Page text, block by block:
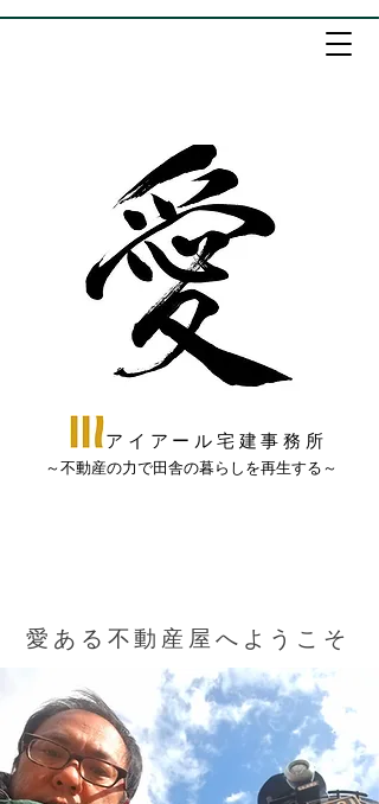
アイアール宅建事務所
​～不動産の力で田舎の暮らしを再生する～
愛ある不動産屋へようこそ